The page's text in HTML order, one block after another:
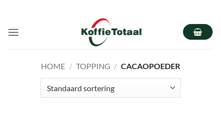
inhoud
HOME / TOPPING / CACAOPOEDER